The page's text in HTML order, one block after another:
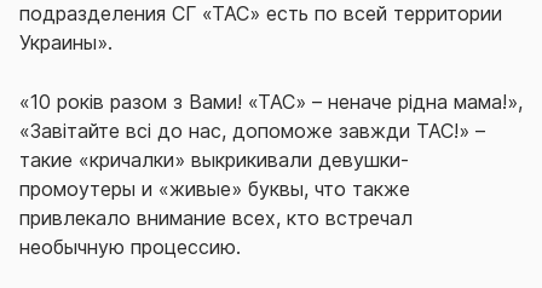
подразделения СГ «ТАС» есть по всей территории
Украины».
«10 років разом з Вами! «ТАС» – неначе рідна мама!»,
«Завітайте всі до нас, допоможе завжди ТАС!» –
такие «кричалки» выкрикивали девушки-
промоутеры и «живые» буквы, что также
привлекало внимание всех, кто встречал
необычную процессию.